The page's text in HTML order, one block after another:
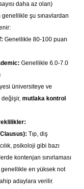
daha az olan)
şu sınavlardan
Genellikle 80-100 puan
Genellikle 6.0-7.0
üniversiteye ve
mutlaka kontrol
Tıp, diş
psikoloji gibi bazı
kontenjan sınırlaması
genellikle en yüksek not
adaylara verilir.